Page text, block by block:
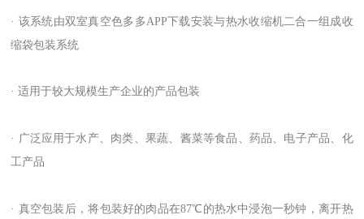
· 该系统由双室真空色多多APP下载安装与热水收缩机二合一组成收
缩袋包装系统
· 适用于较大规模生产企业的产品包装
· 广泛应用于水产、肉类、果蔬、酱菜等食品、药品、电子产品、化
工产品
· 真空包装后，将包装好的肉品在87℃的热水中浸泡一秒钟，离开热